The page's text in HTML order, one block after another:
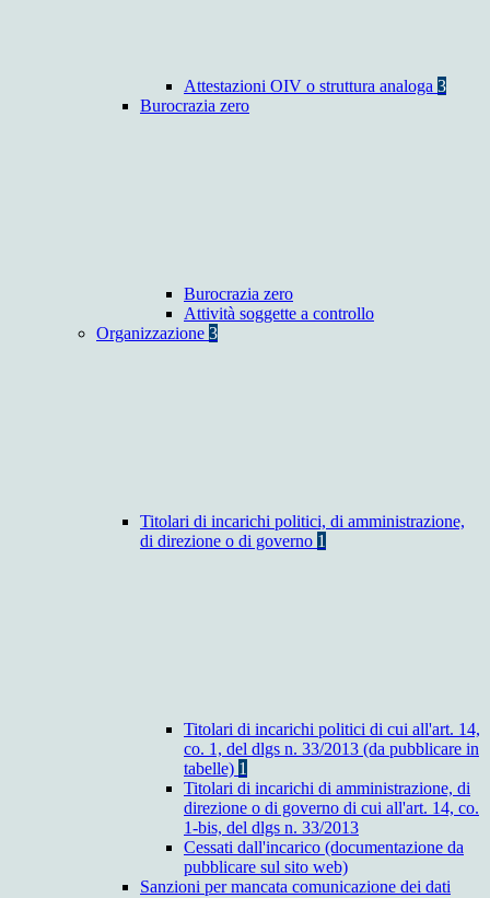
Attestazioni OIV o struttura analoga 3
Burocrazia zero
Burocrazia zero
Attività soggette a controllo
Organizzazione 3
Titolari di incarichi politici, di amministrazione,
di direzione o di governo 1
Titolari di incarichi politici di cui all'art. 14,
co. 1, del dlgs n. 33/2013 (da pubblicare in
tabelle) 1
Titolari di incarichi di amministrazione, di
direzione o di governo di cui all'art. 14, co.
1-bis, del dlgs n. 33/2013
Cessati dall'incarico (documentazione da
pubblicare sul sito web)
Sanzioni per mancata comunicazione dei dati